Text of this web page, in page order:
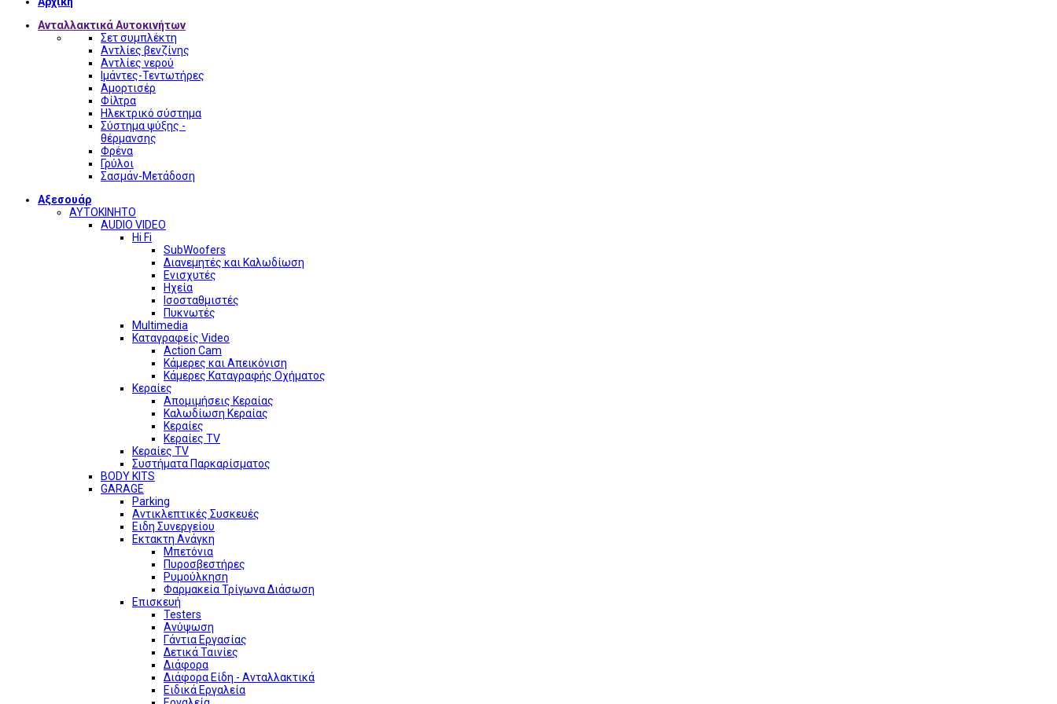
Ανταλλακτικά Αυτοκινήτων
Σετ συμπλέκτη
Αντλίες βενζίνης
Αντλίες νερού
Ιμάντες-Τεντωτήρες
Αμορτισέρ
Φίλτρα
Ηλεκτρικό σύστημα
Σύστημα ψύξης -
θέρμανσης
Φρένα
Γρύλοι
Σασμάν-Μετάδοση
Αξεσουάρ
ΑΥΤΟΚΙΝΗΤΟ
AUDIO VIDEO
Hi Fi
SubWoofers
Διανεμητές και Καλωδίωση
Ενισχυτές
Ηχεία
Ισοσταθμιστές
Πυκνωτές
Multimedia
Καταγραφείς Video
Action Cam
Κάμερες και Απεικόνιση
Κάμερες Καταγραφής Οχήματος
Κεραίες
Απομιμήσεις Κεραίας
Καλωδίωση Κεραίας
Κεραίες
Κεραίες TV
Κεραίες TV
Συστήματα Παρκαρίσματος
BODY KITS
GARAGE
Parking
Αντικλεπτικές Συσκευές
Ειδη Συνεργείου
Εκτακτη Ανάγκη
Μπετόνια
Πυροσβεστήρες
Ρυμούλκηση
Φαρμακεία Τρίγωνα Διάσωση
Επισκευή
Testers
Ανύψωση
Γάντια Εργασίας
Δετικά Ταινίες
Διάφορα
Διάφορα Είδη - Ανταλλακτικά
Ειδικά Εργαλεία